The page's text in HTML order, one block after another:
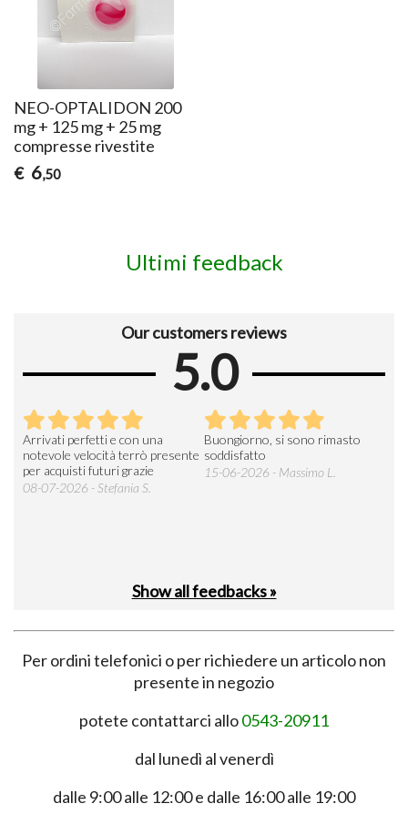
NEO-OPTALIDON 200
mg + 125 mg + 25 mg
compresse rivestite
€ 6,50
Ultimi feedback
Our customers reviews
5.0
Arrivati perfetti e con una
notevole velocità terrò presente
per acquisti futuri grazie
08-07-2026 - Stefania S.
Buongiorno, si sono rimasto
soddisfatto
15-06-2026 - Massimo L.
Show all feedbacks »
Per ordini telefonici o per richiedere un articolo non
presente in negozio
potete contattarci allo0543-20911
dal lunedì al venerdì
dalle 9:00 alle 12:00 e dalle 16:00 alle 19:00